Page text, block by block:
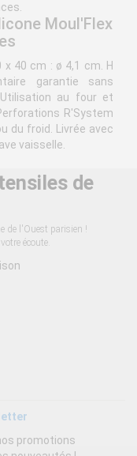
Moul'Flex
40 cm : ø 4,1 cm. H
garantie sans
au four et
R'System
du froid. Livrée avec
vaisselle.
de
de l'Ouest parisien !
écoute.
promotions